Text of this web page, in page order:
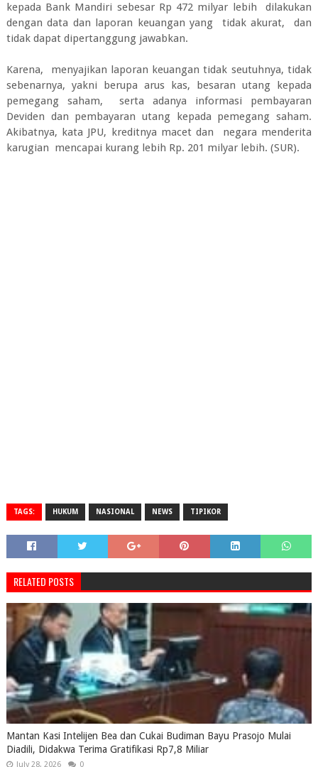
kepada Bank Mandiri sebesar Rp 472 milyar lebih dilakukan
dengan data dan laporan keuangan yang tidak akurat, dan
tidak dapat dipertanggung jawabkan.
Karena, menyajikan laporan keuangan tidak seutuhnya, tidak
sebenarnya, yakni berupa arus kas, besaran utang kepada
pemegang saham, serta adanya informasi pembayaran
Deviden dan pembayaran utang kepada pemegang saham.
Akibatnya, kata JPU, kreditnya macet dan negara menderita
karugian mencapai kurang lebih Rp. 201 milyar lebih. (SUR).
TAGS: HUKUM NASIONAL NEWS TIPIKOR
RELATED POSTS
Mantan Kasi Intelijen Bea dan Cukai Budiman Bayu Prasojo Mulai
Diadili, Didakwa Terima Gratifikasi Rp7,8 Miliar
July 28, 2026 0